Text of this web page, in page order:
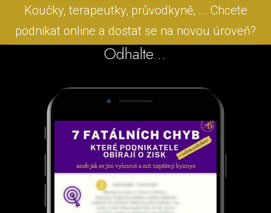
Koučky, terapeutky, průvodkyně, ... Chcete
podnikat online a dostat se na novou úroveň?
Odhalte...